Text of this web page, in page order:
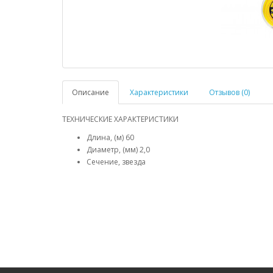
Описание Характеристики Отзывов (0)
ТЕХНИЧЕСКИЕ ХАРАКТЕРИСТИКИ
Длина, (м) 60
Диаметр, (мм) 2,0
Сечение, звезда